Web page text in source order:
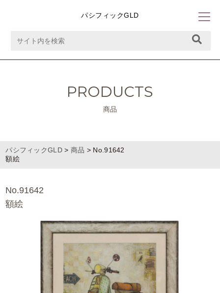
パシフィックGLD
PRODUCTS
商品
パシフィックGLD> 商品 > No.91642
額絵
No.91642
額絵